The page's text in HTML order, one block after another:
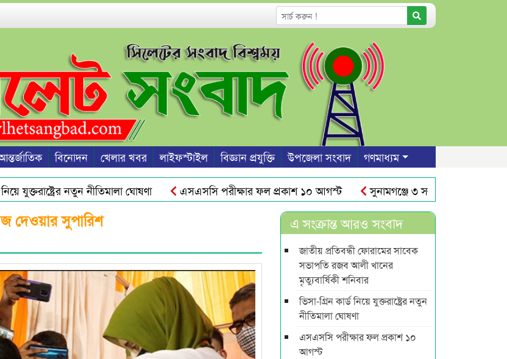
বিনোদন খেলার খবর লাইফস্টাইল বিজ্ঞান প্রযুক্তি উপজেলা সংবাদ গণমাধ্যম
যুক্তরাষ্ট্রের নতুন নীতিমালা ঘোষণা এসএসসি পরীক্ষার ফল প্রকাশ ১০ আগস্ট
সুনামগঞ্জে ৩ সন্তান রেখে প্রেমিকের
স্মৃতি জাদুঘর থেকে : ড. ইউনূস ওসমানীনগরে রাতের আঁধারে রাস্তার উপর দেয়াল নির্মাণ শাবিতে রুদ্র সেনের
দেওয়ার সুপারিশ এ সংক্রান্ত আরও সংবাদ
জাতীয় প্রতিবন্ধী ফোরামের সাবেক
সভাপতি রজব আলী খানের
মৃত্যুবার্ষিকী শনিবার
ভিসা-গ্রিন কার্ড নিয়ে যুক্তরাষ্ট্রের নতুন
নীতিমালা ঘোষণা
এসএসসি পরীক্ষার ফল প্রকাশ ১০
আগস্ট